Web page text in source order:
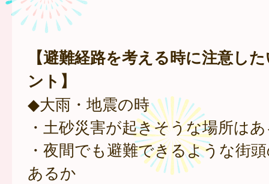
【避難経路を考える時に注意し
ント】
◆大雨・地震の時
・土砂災害が起きそうな場所は
・夜間でも避難できるような街
あるか